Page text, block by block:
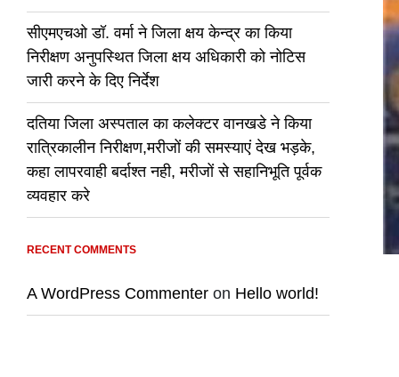
सीएमएचओ डॉ. वर्मा ने जिला क्षय केन्द्र का किया
निरीक्षण अनुपस्थित जिला क्षय अधिकारी को नोटिस
जारी करने के दिए निर्देश
दतिया जिला अस्पताल का कलेक्टर वानखडे ने किया
रात्रिकालीन निरीक्षण,मरीजों की समस्याएं देख भड़के,
कहा लापरवाही बर्दाश्त नही, मरीजों से सहानिभूति पूर्वक
व्यवहार करे
RECENT COMMENTS
A WordPress Commenter on Hello world!